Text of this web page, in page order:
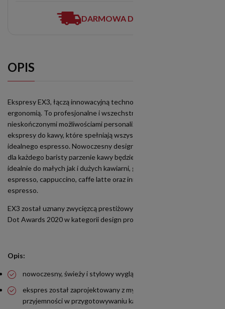
DARMOWA DOSTAWA
OPIS
Ekspresy EX3, łączą innowacyjną technologię z kompaktowością i
ergonomią. To profesjonalne i wszechstronne urządzenia z
nieskończonymi możliwościami personalizacji. EX3 to wydajne
ekspresy do kawy, które spełniają wszystkie wymagania dla
idealnego espresso. Nowoczesny design i użyteczność sprawi, że
dla każdego baristy parzenie kawy będzie przyjemnością. Nadają się
idealnie do małych jak i dużych kawiarni, gdzie serwowane są
espresso, cappuccino, caffe latte oraz inne napoje na bazie
espresso.
EX3 został uznany zwycięzcą prestiżowych nagród IF Design i Red
Dot Awards 2020 w kategorii design produktu.
Opis:
nowoczesny, świeży i stylowy wygląd
ekspres został zaprojektowany z myślą o wygodzie, prostocie i
przyjemności w przygotowywaniu kawy